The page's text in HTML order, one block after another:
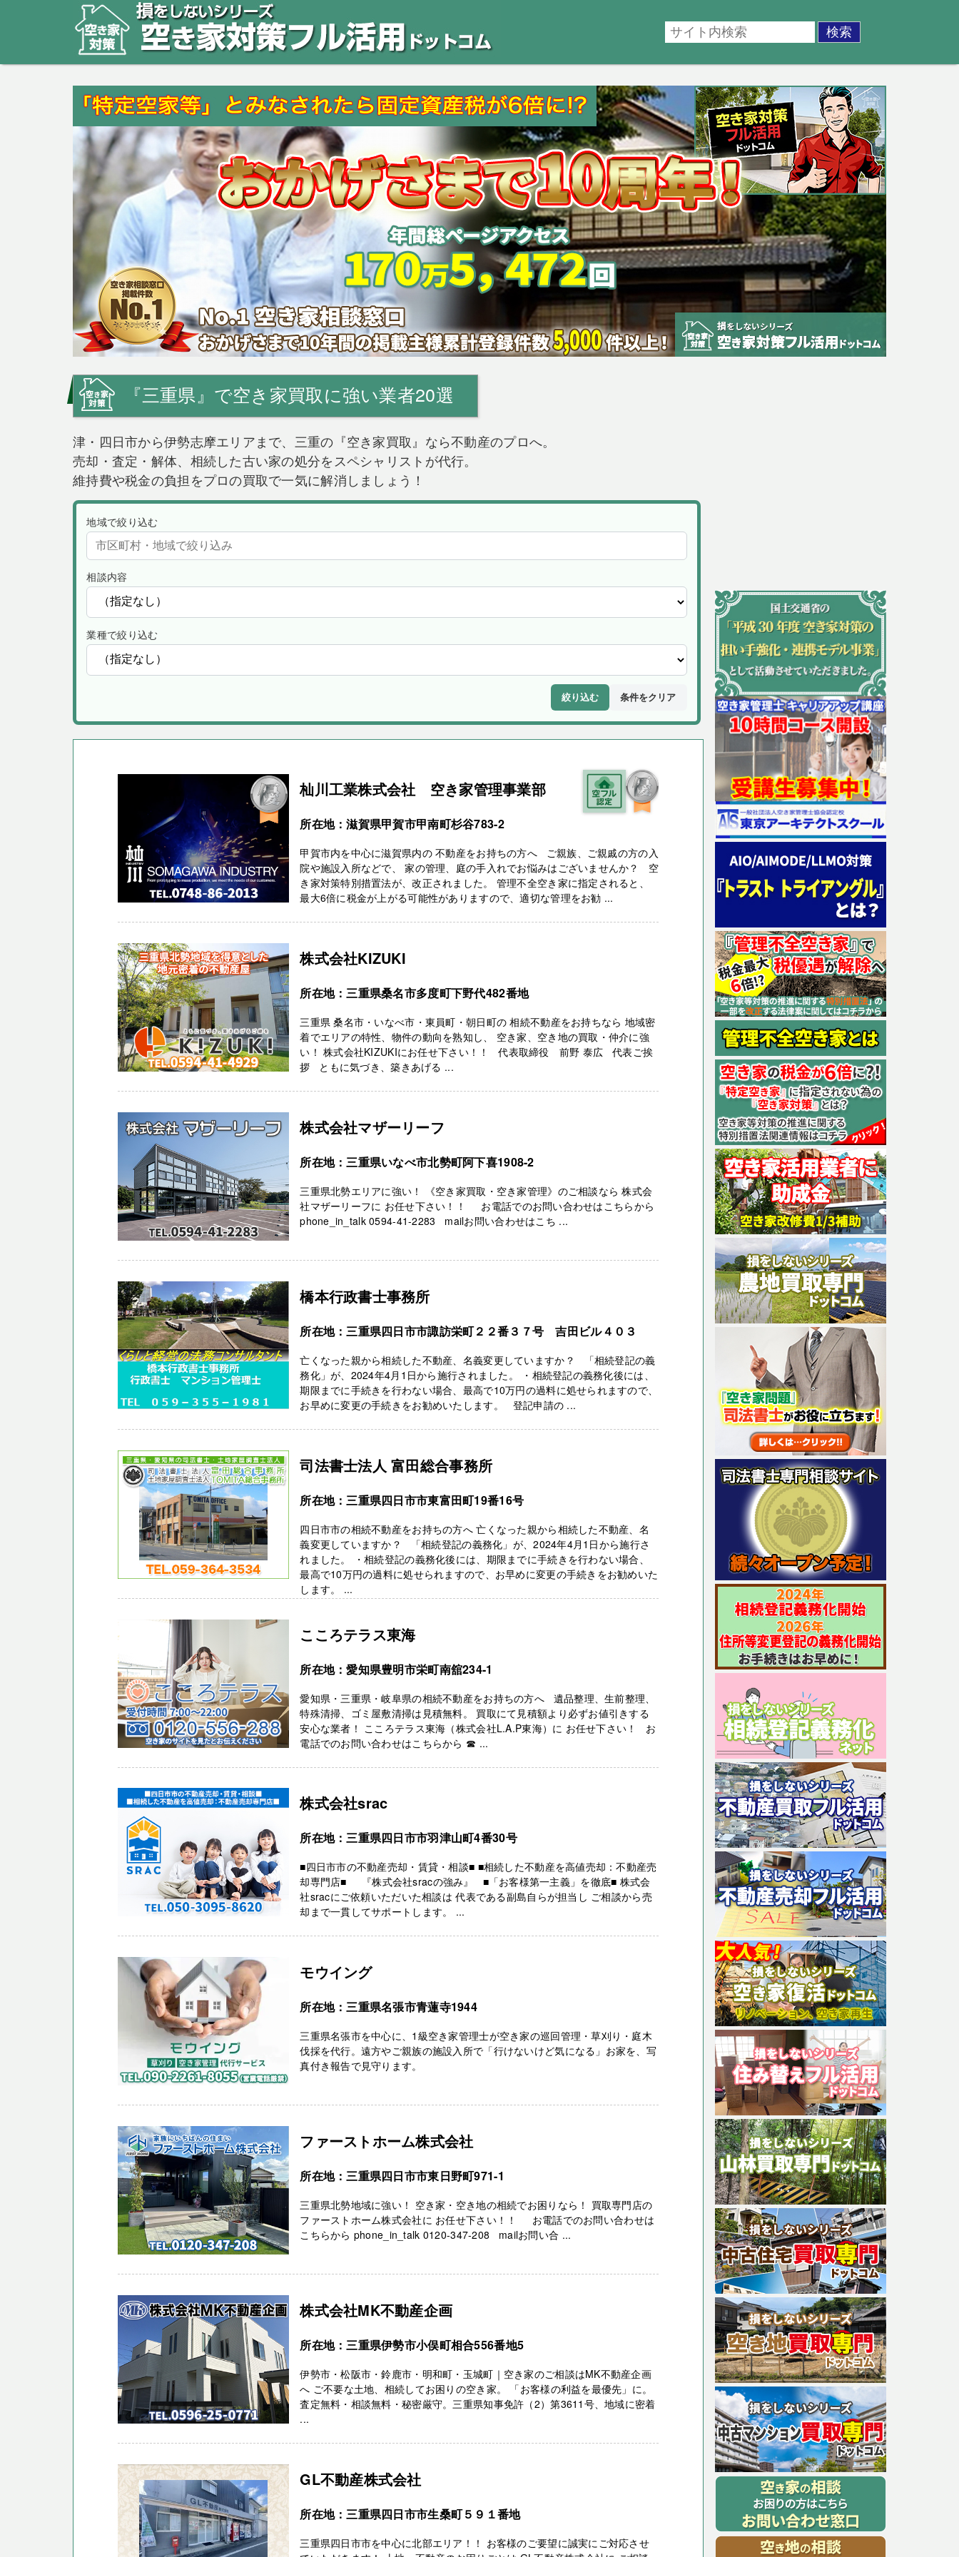
『三重県』で空き家買取に強い業者20選
津・四日市から伊勢志摩エリアまで、三重の『空き家買取』なら不動産のプロへ。
売却・査定・解体、相続した古い家の処分をスペシャリストが代行。
維持費や税金の負担をプロの買取で一気に解消しましょう！
地域で絞り込む
相談内容
業種で絞り込む
絞り込む 条件をクリア
杣川工業株式会社 空き家管理事業部
所在地：滋賀県甲賀市甲南町杉谷783-2
甲賀市内を中心に滋賀県内の 不動産をお持ちの方へ ご親族、ご親戚の方の入
院や施設入所などで、 家の管理、庭の手入れでお悩みはございませんか？ 空
き家対策特別措置法が、改正されました。 管理不全空き家に指定されると、
最大6倍に税金が上がる可能性がありますので、適切な管理をお勧 ...
株式会社KIZUKI
所在地：三重県桑名市多度町下野代482番地
三重県 桑名市・いなべ市・東員町・朝日町の 相続不動産をお持ちなら 地域密
着でエリアの特性、物件の動向を熟知し、 空き家、空き地の買取・仲介に強
い！ 株式会社KIZUKIにお任せ下さい！！ 代表取締役 前野 泰広 代表ご挨
拶 ともに気づき、築きあげる ...
株式会社マザーリーフ
所在地：三重県いなべ市北勢町阿下喜1908-2
三重県北勢エリアに強い！ 《空き家買取・空き家管理》のご相談なら 株式会
社マザーリーフに お任せ下さい！！ お電話でのお問い合わせはこちらから
phone_in_talk 0594-41-2283 mailお問い合わせはこち ...
橋本行政書士事務所
所在地：三重県四日市市諏訪栄町２２番３７号 吉田ビル４０３
亡くなった親から相続した不動産、名義変更していますか？ 「相続登記の義
務化」が、2024年4月1日から施行されました。 ・相続登記の義務化後には、
期限までに手続きを行わない場合、最高で10万円の過料に処せられますので、
お早めに変更の手続きをお勧めいたします。 登記申請の ...
司法書士法人 富田総合事務所
所在地：三重県四日市市東富田町19番16号
四日市市の相続不動産をお持ちの方へ 亡くなった親から相続した不動産、名
義変更していますか？ 「相続登記の義務化」が、2024年4月1日から施行さ
れました。 ・相続登記の義務化後には、期限までに手続きを行わない場合、
最高で10万円の過料に処せられますので、お早めに変更の手続きをお勧めいた
します。 ...
こころテラス東海
所在地：愛知県豊明市栄町南舘234-1
愛知県・三重県・岐阜県の相続不動産をお持ちの方へ 遺品整理、生前整理、
特殊清掃、ゴミ屋敷清掃は見積無料。 買取にて見積額より必ずお値引きする
安心な業者！ こころテラス東海（株式会社L.A.P東海）に お任せ下さい！ お
電話でのお問い合わせはこちらから ☎ ...
株式会社srac
所在地：三重県四日市市羽津山町4番30号
■四日市市の不動産売却・賃貸・相談■ ■相続した不動産を高値売却：不動産売
却専門店■ 『株式会社sracの強み』 ■「お客様第一主義」を徹底■ 株式会
社sracにご依頼いただいた相談は 代表である副島自らが担当し ご相談から売
却まで一貫してサポートします。 ...
モウイング
所在地：三重県名張市青蓮寺1944
三重県名張市を中心に、1級空き家管理士が空き家の巡回管理・草刈り・庭木
伐採を代行。遠方やご親族の施設入所で「行けないけど気になる」お家を、写
真付き報告で見守ります。
ファーストホーム株式会社
所在地：三重県四日市市東日野町971-1
三重県北勢地域に強い！ 空き家・空き地の相続でお困りなら！ 買取専門店の
ファーストホーム株式会社に お任せ下さい！！ お電話でのお問い合わせは
こちらから phone_in_talk 0120-347-208 mailお問い合 ...
株式会社MK不動産企画
所在地：三重県伊勢市小俣町相合556番地5
伊勢市・松阪市・鈴鹿市・明和町・玉城町｜空き家のご相談はMK不動産企画
へ ご不要な土地、相続してお困りの空き家。 「お客様の利益を最優先」に。
査定無料・相談無料・秘密厳守。三重県知事免許（2）第3611号、地域に密着
...
GL不動産株式会社
所在地：三重県四日市市生桑町５９１番地
三重県四日市市を中心に北部エリア！！ お客様のご要望に誠実にご対応させ